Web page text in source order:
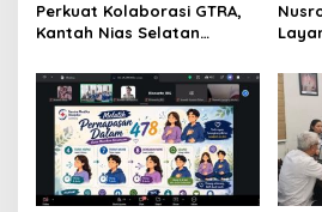
Perkuat Kolaborasi GTRA,
Kantah Nias Selatan
PUTR